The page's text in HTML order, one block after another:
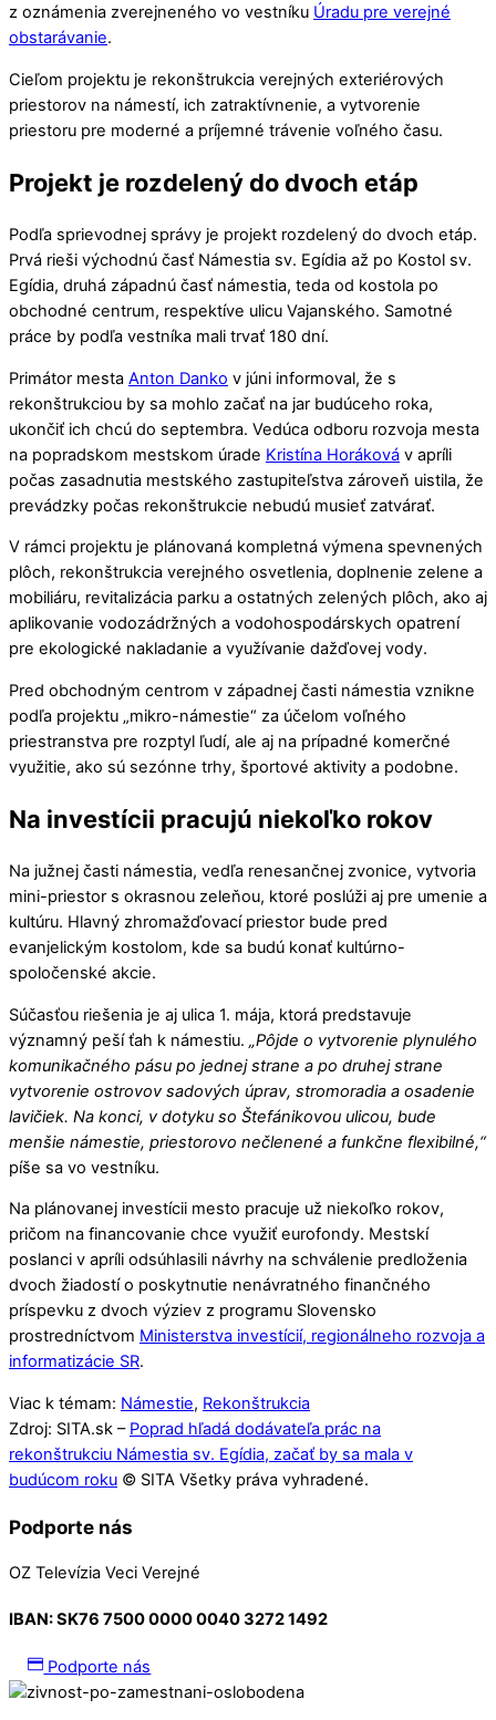
z oznámenia zverejneného vo vestníku Úradu pre verejné
obstarávanie.
Cieľom projektu je rekonštrukcia verejných exteriérových
priestorov na námestí, ich zatraktívnenie, a vytvorenie
priestoru pre moderné a príjemné trávenie voľného času.
Projekt je rozdelený do dvoch etáp
Podľa sprievodnej správy je projekt rozdelený do dvoch etáp.
Prvá rieši východnú časť Námestia sv. Egídia až po Kostol sv.
Egídia, druhá západnú časť námestia, teda od kostola po
obchodné centrum, respektíve ulicu Vajanského. Samotné
práce by podľa vestníka mali trvať 180 dní.
Primátor mesta Anton Danko v júni informoval, že s
rekonštrukciou by sa mohlo začať na jar budúceho roka,
ukončiť ich chcú do septembra. Vedúca odboru rozvoja mesta
na popradskom mestskom úrade Kristína Horáková v apríli
počas zasadnutia mestského zastupiteľstva zároveň uistila, že
prevádzky počas rekonštrukcie nebudú musieť zatvárať.
V rámci projektu je plánovaná kompletná výmena spevnených
plôch, rekonštrukcia verejného osvetlenia, doplnenie zelene a
mobiliáru, revitalizácia parku a ostatných zelených plôch, ako aj
aplikovanie vodozádržných a vodohospodárskych opatrení
pre ekologické nakladanie a využívanie dažďovej vody.
Pred obchodným centrom v západnej časti námestia vznikne
podľa projektu „mikro-námestie“ za účelom voľného
priestranstva pre rozptyl ľudí, ale aj na prípadné komerčné
využitie, ako sú sezónne trhy, športové aktivity a podobne.
Na investícii pracujú niekoľko rokov
Na južnej časti námestia, vedľa renesančnej zvonice, vytvoria
mini-priestor s okrasnou zeleňou, ktoré poslúži aj pre umenie a
kultúru. Hlavný zhromažďovací priestor bude pred
evanjelickým kostolom, kde sa budú konať kultúrno-
spoločenské akcie.
Súčasťou riešenia je aj ulica 1. mája, ktorá predstavuje
významný peší ťah k námestiu. „Pôjde o vytvorenie plynulého
komunikačného pásu po jednej strane a po druhej strane
vytvorenie ostrovov sadových úprav, stromoradia a osadenie
lavičiek. Na konci, v dotyku so Štefánikovou ulicou, bude
menšie námestie, priestorovo nečlenené a funkčne flexibilné,“
píše sa vo vestníku.
Na plánovanej investícii mesto pracuje už niekoľko rokov,
pričom na financovanie chce využiť eurofondy. Mestskí
poslanci v apríli odsúhlasili návrhy na schválenie predloženia
dvoch žiadostí o poskytnutie nenávratného finančného
príspevku z dvoch výziev z programu Slovensko
prostredníctvom Ministerstva investícií, regionálneho rozvoja a
informatizácie SR.
Viac k témam: Námestie, Rekonštrukcia
Zdroj: SITA.sk – Poprad hľadá dodávateľa prác na
rekonštrukciu Námestia sv. Egídia, začať by sa mala v
budúcom roku © SITA Všetky práva vyhradené.
Podporte nás
OZ Televízia Veci Verejné
IBAN:SK76 7500 0000 0040 3272 1492
Podporte nás